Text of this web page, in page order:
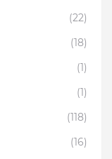
(22)
(18)
(1)
(1)
(118)
(16)